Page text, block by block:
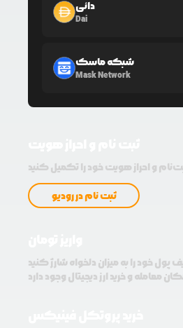
دائی
Dai
شبکه ماسک
Mask Network
ثبت نام در رودیو